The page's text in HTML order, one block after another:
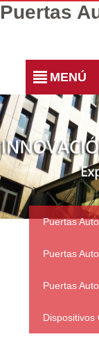
Puertas
MENÚ
Puertas
Puertas
Puertas
Dispositivos